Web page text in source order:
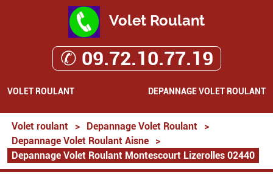
Volet Roulant
✆ 09.72.10.77.19
VOLET ROULANT DEPANNAGE VOLET ROULANT
Volet roulant > Depannage Volet Roulant
>
Depannage Volet Roulant Aisne
>
Depannage Volet Roulant Montescourt Lizerolles 02440